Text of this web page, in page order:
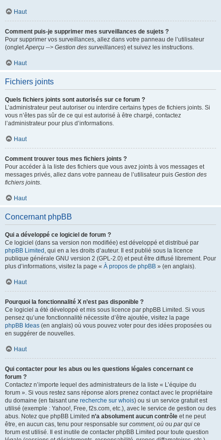
Haut
Comment puis-je supprimer mes surveillances de sujets ?
Pour supprimer vos surveillances, allez dans votre panneau de l’utilisateur
(ongletAperçu --> Gestion des surveillances) et suivez les instructions.
Haut
Fichiers joints
Quels fichiers joints sont autorisés sur ce forum ?
L’administrateur peut autoriser ou interdire certains types de fichiers joints. Si
vous n’êtes pas sûr de ce qui est autorisé à être chargé, contactez
l’administrateur pour plus d’informations.
Haut
Comment trouver tous mes fichiers joints ?
Pour accéder à la liste des fichiers que vous avez joints à vos messages et
messages privés, allez dans votre panneau de l’utilisateur puis Gestion des
fichiers joints.
Haut
Concernant phpBB
Qui a développé ce logiciel de forum ?
Ce logiciel (dans sa version non modifiée) est développé et distribué par
phpBB Limited , qui en a les droits d’auteur. Il est publié sous la licence
publique générale GNU version 2 (GPL-2.0) et peut être diffusé librement. Pour
plus d’informations, visitez la page « À propos de phpBB » (en anglais).
Haut
Pourquoi la fonctionnalité X n’est pas disponible ?
Ce logiciel a été développé et mis sous licence par phpBB Limited. Si vous
pensez qu’une fonctionnalité nécessite d’être ajoutée, visitez la page
phpBB Ideas (en anglais) où vous pouvez voter pour des idées proposées ou
en suggérer de nouvelles.
Haut
Qui contacter pour les abus ou les questions légales concernant ce
forum ?
Contactez n’importe lequel des administrateurs de la liste « L’équipe du
forum ». Si vous restez sans réponse alors prenez contact avec le propriétaire
du domaine (en faisant une recherche sur whois) ou si un service gratuit est
utilisé (exemple : Yahoo!, Free, f2s.com, etc.), avec le service de gestion ou des
abus. Notez que phpBB Limited n’a absolument aucun contrôle et ne peut
être, en aucun cas, tenu pour responsable sur comment, où ou par qui ce
forum est utilisé. Il est inutile de contacter phpBB Limited pour toute question